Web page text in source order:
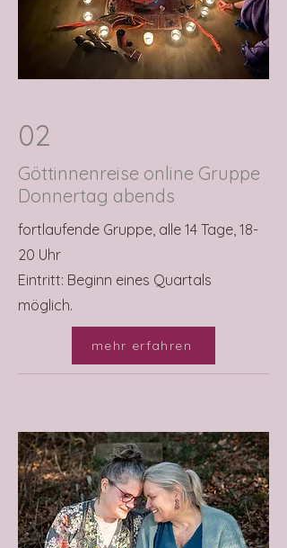
02
Göttinnenreise online Gruppe
Donnertag abends
fortlaufende Gruppe, alle 14 Tage, 18-
20 Uhr
Eintritt: Beginn eines Quartals
möglich.
mehr erfahren